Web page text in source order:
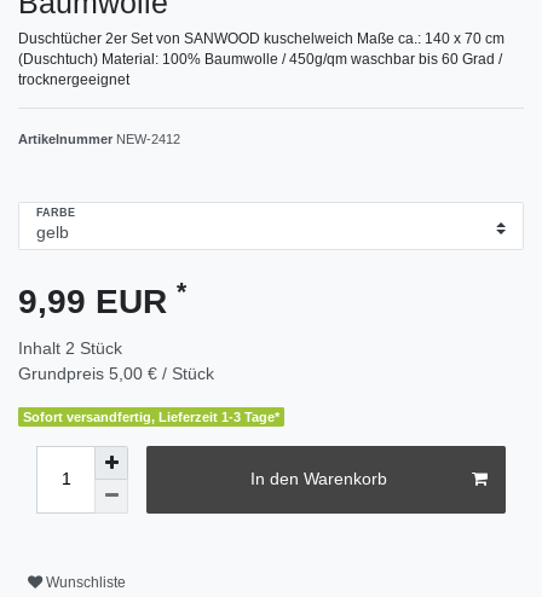
Duschtücher 2er Set von SANWOOD kuschelweich Maße ca.: 140 x 70 cm
(Duschtuch) Material: 100% Baumwolle / 450g/qm waschbar bis 60 Grad /
trocknergeeignet
Artikelnummer NEW-2412
FARBE
9,99 EUR *
Inhalt 2 Stück
Grundpreis 5,00 € / Stück
Sofort versandfertig, Lieferzeit 1-3 Tage*
In den Warenkorb
Wunschliste